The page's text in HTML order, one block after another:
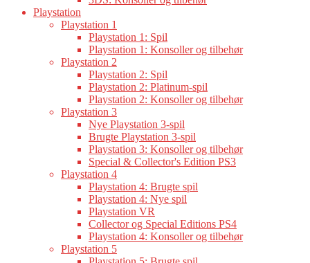
Playstation
Playstation 1
Playstation 1: Spil
Playstation 1: Konsoller og tilbehør
Playstation 2
Playstation 2: Spil
Playstation 2: Platinum-spil
Playstation 2: Konsoller og tilbehør
Playstation 3
Nye Playstation 3-spil
Brugte Playstation 3-spil
Playstation 3: Konsoller og tilbehør
Special & Collector's Edition PS3
Playstation 4
Playstation 4: Brugte spil
Playstation 4: Nye spil
Playstation VR
Collector og Special Editions PS4
Playstation 4: Konsoller og tilbehør
Playstation 5